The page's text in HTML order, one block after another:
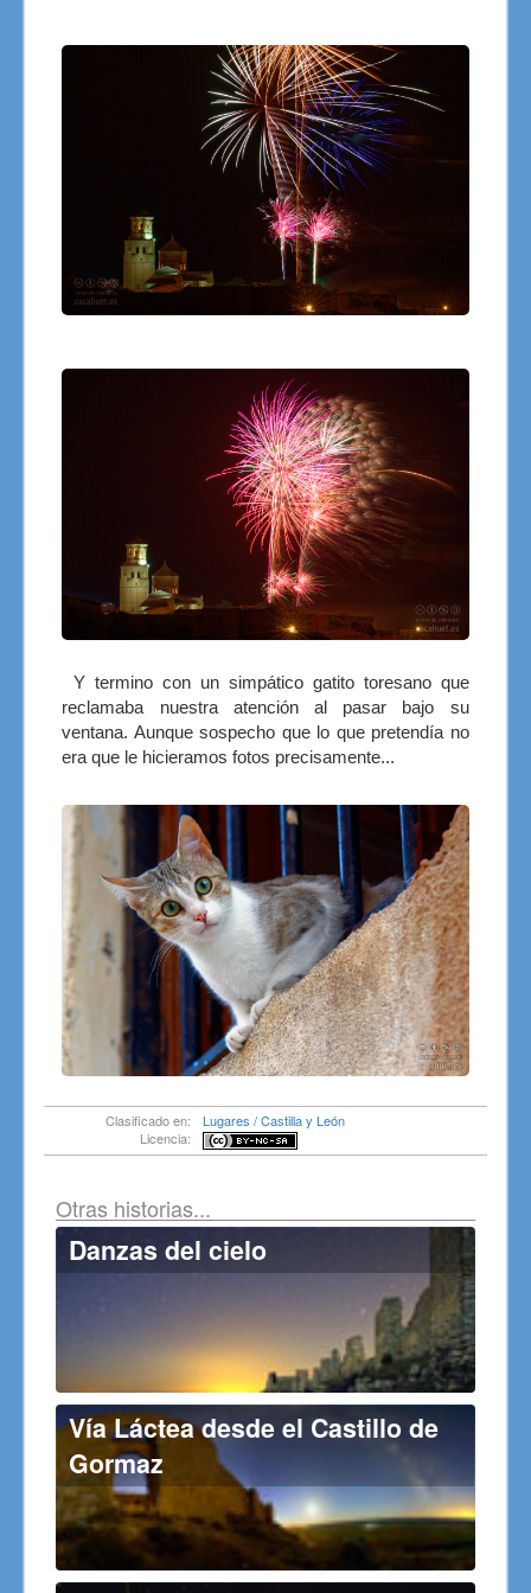
Y termino con un simpático gatito toresano que
reclamaba nuestra atención al pasar bajo su
ventana. Aunque sospecho que lo que pretendía no
era que le hicieramos fotos precisamente...
Clasificado en:
Lugares / Castilla y León
Licencia:
Otras historias...
Danzas del cielo
Vía Láctea desde el Castillo de
Gormaz